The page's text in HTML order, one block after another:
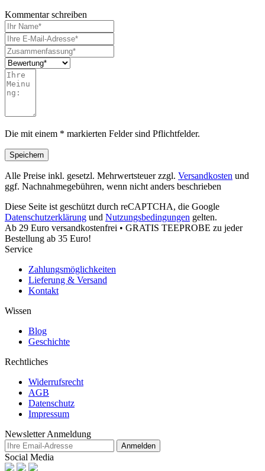
Kommentar schreiben
Die mit einem * markierten Felder sind Pflichtfelder.
Alle Preise inkl. gesetzl. Mehrwertsteuer zzgl. Versandkosten und
ggf. Nachnahmegebühren, wenn nicht anders beschrieben
Diese Seite ist geschützt durch reCAPTCHA, die Google
Datenschutzerklärung und Nutzungsbedingungen gelten.
Ab 29 Euro versandkostenfrei • GRATIS TEEPROBE zu jeder
Bestellung ab 35 Euro!
Service
Zahlungsmöglichkeiten
Lieferung & Versand
Kontakt
Wissen
Blog
Geschichte
Rechtliches
Widerrufsrecht
AGB
Datenschutz
Impressum
Newsletter Anmeldung
Anmelden
Social Media